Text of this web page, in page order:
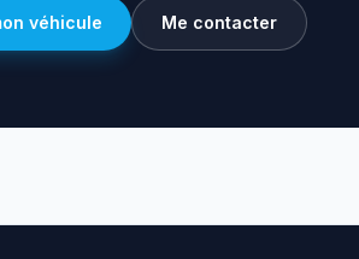
véhicule Me contacter